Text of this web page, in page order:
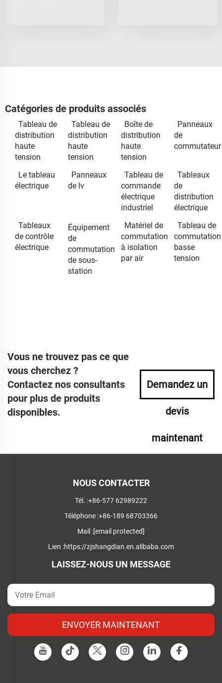
Catégories de produits associés
Tableau de
distribution
haute
tension
Tableau de
distribution
haute
tension
Boîte de
distribution
haute
tension
Panneaux
de
commutateur
Le tableau
électrique
Panneaux
de lv
Tableau de
commande
électrique
industriel
Tableaux
de
distribution
électrique
Tableaux
de contrôle
électrique
Équipement
de
commutation
de sous-
station
Matériel de
commutation
à isolation
par air
Tableau de
commutation
basse
tension
Vous ne trouvez pas ce que
vous cherchez ?
Contactez nos consultants
pour plus de produits
disponibles.
Demandez un
devis
maintenant
NOUS CONTACTER
Tél. :+86-577 62989222
Téléphone :+86-189 68703366
Mail :[email protected]
Lien :https://zjshangdian.en.alibaba.com
LAISSEZ-NOUS UN MESSAGE
ENVOYER MAINTENANT